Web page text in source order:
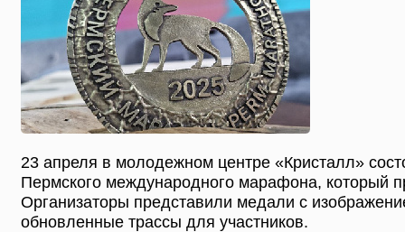
23 апреля в молодежном центре «Кристалл»
Пермского международного марафона, который
Организаторы представили медали с
обновленные трассы для участников.